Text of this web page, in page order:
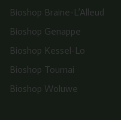
Bioshop Braine-L’Alleud
Bioshop Genappe
Bioshop Kessel-Lo
Bioshop Tournai
Bioshop Woluwe